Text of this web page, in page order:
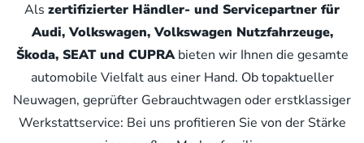
Als zertifizierter Händler- und Servicepartner für
Audi, Volkswagen, Volkswagen Nutzfahrzeuge,
Škoda, SEAT und CUPRAbieten wir Ihnen die gesamte
automobile Vielfalt aus einer Hand. Ob topaktueller
Neuwagen, geprüfter Gebrauchtwagen oder erstklassiger
Werkstattservice: Bei uns profitieren Sie von der Stärke